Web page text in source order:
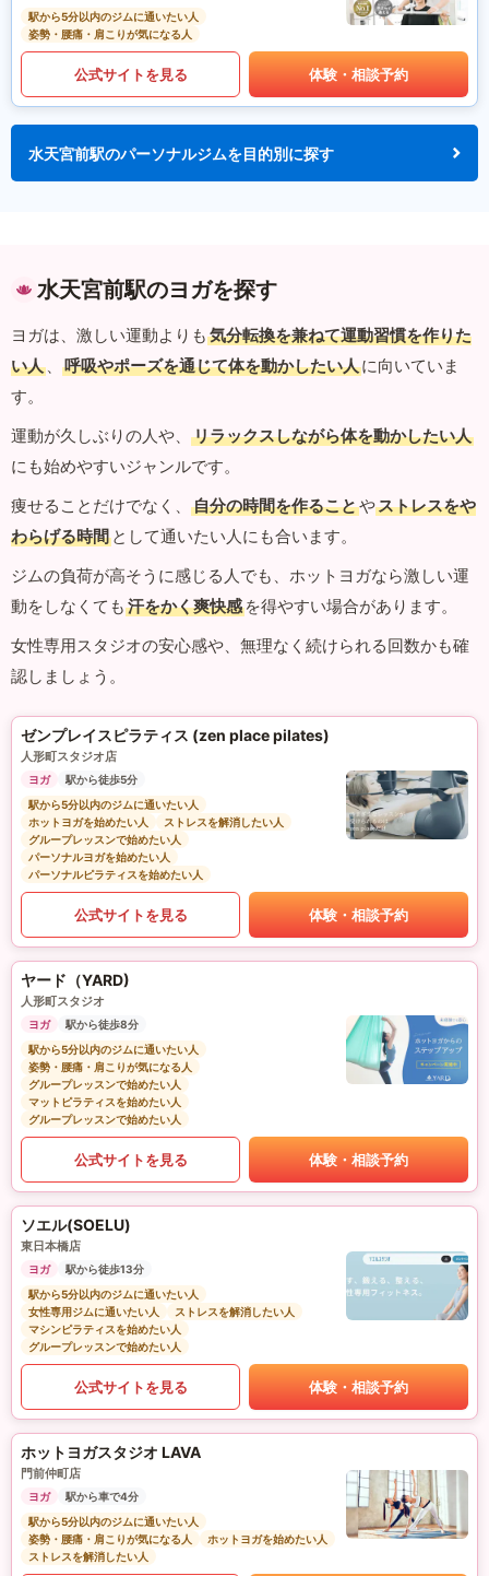
駅から5分以内のジムに通いたい人
姿勢・腰痛・肩こりが気になる人
公式サイトを見る 体験・相談予約
水天宮前駅のパーソナルジムを目的別に探す
水天宮前駅のヨガを探す
ヨガは、激しい運動よりも 気分転換を兼ねて運動習慣を作りた
い人 、 呼吸やポーズを通じて体を動かしたい人に向いていま
す。
運動が久しぶりの人や、
リラックスしながら体を動かしたい人
にも始めやすいジャンルです。
痩せることだけでなく、
自分の時間を作ることやストレスをや
わらげる時間 として通いたい人にも合います。
ジムの負荷が高そうに感じる人でも、ホットヨガなら激しい運
動をしなくても 汗をかく爽快感 を得やすい場合があります。
女性専用スタジオの安心感や、無理なく続けられる回数かも確
認しましょう。
ゼンプレイスピラティス (zen place pilates)
人形町スタジオ店
ヨガ
駅から徒歩5分
駅から5分以内のジムに通いたい人
ホットヨガを始めたい人
ストレスを解消したい人
グループレッスンで始めたい人
パーソナルヨガを始めたい人
パーソナルピラティスを始めたい人
公式サイトを見る 体験・相談予約
ヤード（YARD)
人形町スタジオ
ヨガ
駅から徒歩8分
駅から5分以内のジムに通いたい人
姿勢・腰痛・肩こりが気になる人
グループレッスンで始めたい人
マットピラティスを始めたい人
グループレッスンで始めたい人
公式サイトを見る 体験・相談予約
ソエル(SOELU)
東日本橋店
ヨガ
駅から徒歩13分
駅から5分以内のジムに通いたい人
女性専用ジムに通いたい人
ストレスを解消したい人
マシンピラティスを始めたい人
グループレッスンで始めたい人
公式サイトを見る 体験・相談予約
ホットヨガスタジオ LAVA
門前仲町店
ヨガ
駅から車で4分
駅から5分以内のジムに通いたい人
姿勢・腰痛・肩こりが気になる人
ホットヨガを始めたい人
ストレスを解消したい人